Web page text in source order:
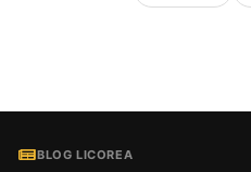
BLOG LICOREA